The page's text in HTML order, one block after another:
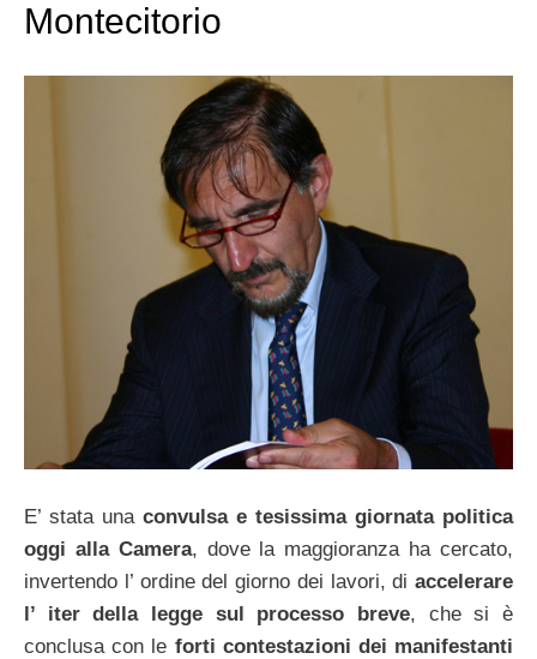
Montecitorio
E’ stata una convulsa e tesissima giornata politica
oggi alla Camera, dove la maggioranza ha cercato,
invertendo l’ ordine del giorno dei lavori, di accelerare
l’ iter della legge sul processo breve, che si è
conclusa con le forti contestazioni dei manifestanti